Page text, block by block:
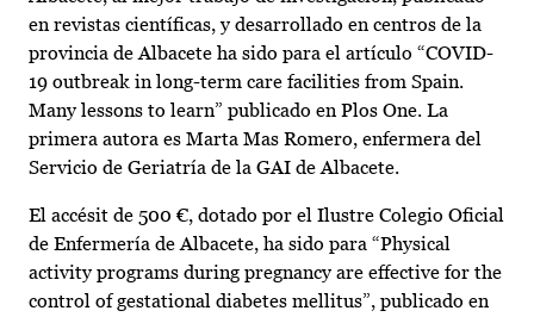
en revistas científicas, y desarrollado en centros de la
provincia de Albacete ha sido para el artículo “COVID-
19 outbreak in long-term care facilities from Spain.
Many lessons to learn” publicado en Plos One. La
primera autora es Marta Mas Romero, enfermera del
Servicio de Geriatría de la GAI de Albacete.
El accésit de 500 €, dotado por el Ilustre Colegio Oficial
de Enfermería de Albacete, ha sido para “Physical
activity programs during pregnancy are effective for the
control of gestational diabetes mellitus”, publicado en